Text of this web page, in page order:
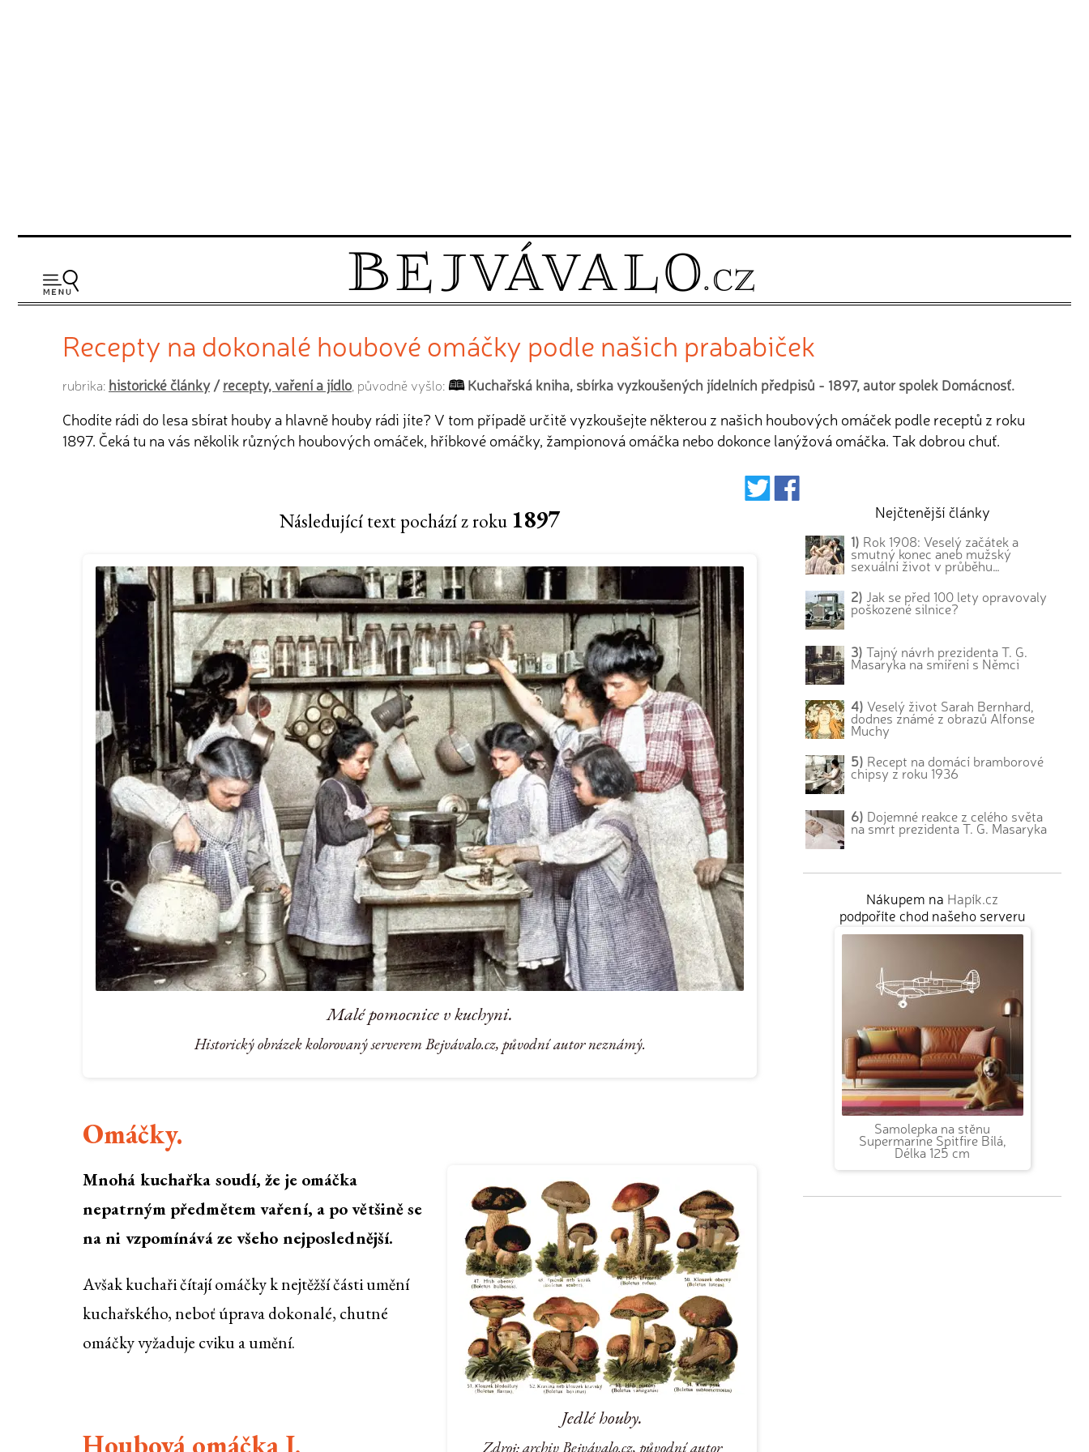
Recepty na dokonalé houbové omáčky podle našich prababiček
rubrika: historické články/recepty, vaření a jídlo , původně vyšlo: Kuchařská kniha, sbírka vyzkoušených jídelních předpisů - 1897, autor spolek Domácnosť.
Chodíte rádi do lesa sbírat houby a hlavně houby rádi jíte? V tom případě určitě vyzkoušejte některou z našich houbových omáček podle receptů z roku
1897. Čeká tu na vás několik různých houbových omáček, hříbkové omáčky, žampionová omáčka nebo dokonce lanýžová omáčka. Tak dobrou chuť.
Následující text pochází z roku 1897
Malé pomocnice v kuchyni.
Historický obrázek kolorovaný serverem Bejvávalo.cz, původní autor neznámý.
Omáčky.
Jedlé houby.
Zdroj: archiv Bejvávalo.cz, původní autor
Mnohá kuchařka soudí, že je omáčka
nepatrným předmětem vaření, a po většině se
na ni vzpomínává ze všeho nejposlednější.
Avšak kuchaři čítají omáčky k nejtěžší části umění
kuchařského, neboť úprava dokonalé, chutné
omáčky vyžaduje cviku a umění.
Houbová omáčka I.
Nejčtenější články
1) Rok 1908: Veselý začátek a
smutný konec aneb mužský
sexuální život v průběhu…
2) Jak se před 100 lety opravovaly
poškozené silnice?
3) Tajný návrh prezidenta T. G.
Masaryka na smíření s Němci
4) Veselý život Sarah Bernhard,
dodnes známé z obrazů Alfonse
Muchy
5) Recept na domácí bramborové
chipsy z roku 1936
6) Dojemné reakce z celého světa
na smrt prezidenta T. G. Masaryka
Nákupem na Hapík.cz
podpoříte chod našeho serveru
Samolepka na stěnu
Supermarine Spitfire Bílá,
Délka 125 cm